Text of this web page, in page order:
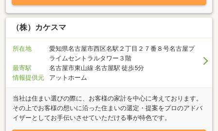
（株）カケスマ
所在地
愛知県名古屋市西区名駅２丁目２７番８号名古屋プ
ライムセントラルタワー３階
最寄駅
名古屋市東山線 名古屋駅 徒歩5分
情報提供元
アットホーム
当社は住まい選びの際に、お客様の家計を中心に考えております。
その上でお客様の想いに沿った住まいの選定・提案をプロのアドバ
イザーとしてお手伝いさせていただける事が特色です。